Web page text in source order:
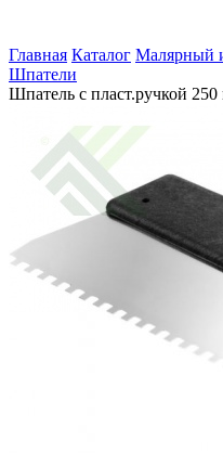
Главная Каталог Малярный
Шпатели
Шпатель с пласт.ручкой